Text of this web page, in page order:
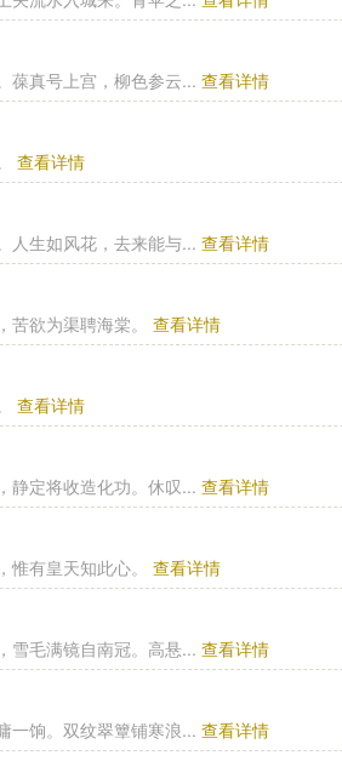
葆真号上宫，柳色参云... 查看详情
查看详情
人生如风花，去来能与... 查看详情
欲为渠聘海棠。 查看详情
查看详情
静定将收造化功。休叹... 查看详情
有皇天知此心。 查看详情
雪毛满镜自南冠。高悬... 查看详情
一饷。双纹翠簟铺寒浪... 查看详情